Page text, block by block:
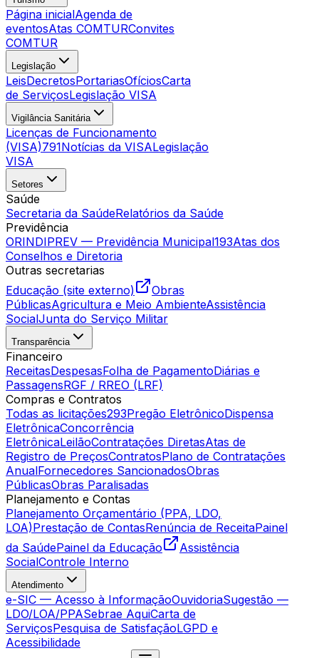
Página inicialAgenda de
eventosAtas COMTURConvites
COMTUR
Legislação
LeisDecretosPortariasOfíciosCarta
de ServiçosLegislação VISA
Vigilância Sanitária
Licenças de Funcionamento
(VISA)791Notícias da VISALegislação
VISA
Setores
Saúde
Secretaria da SaúdeRelatórios da Saúde
Previdência
ORINDIPREV — Previdência Municipal193Atas dos
Conselhos e Diretoria
Outras secretarias
Educação (site externo)
Obras
PúblicasAgricultura e Meio AmbienteAssistência
SocialJunta do Serviço Militar
Transparência
Financeiro
ReceitasDespesasFolha de PagamentoDiárias e
PassagensRGF / RREO (LRF)
Compras e Contratos
Todas as licitações293Pregão EletrônicoDispensa
EletrônicaConcorrência
EletrônicaLeilãoContratações DiretasAtas de
Registro de PreçosContratosPlano de Contratações
AnualFornecedores SancionadosObras
PúblicasObras Paralisadas
Planejamento e Contas
Planejamento Orçamentário (PPA, LDO,
LOA)Prestação de ContasRenúncia de ReceitaPainel
da SaúdePainel da Educação
Assistência
SocialControle Interno
Atendimento
e-SIC — Acesso à InformaçãoOuvidoriaSugestão —
LDO/LOA/PPASebrae AquiCarta de
ServiçosPesquisa de SatisfaçãoLGPD e
Acessibilidade